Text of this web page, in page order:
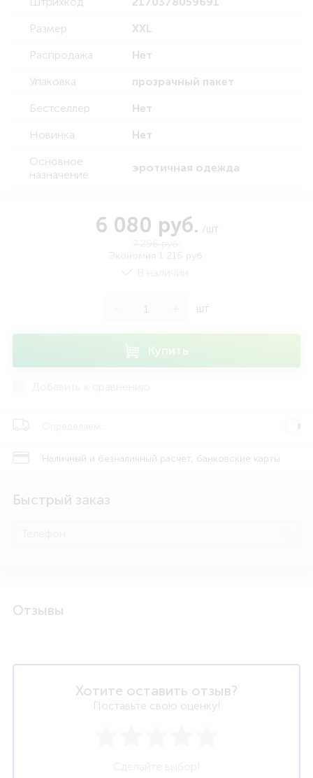
Размер
XXL
Распродажа
Нет
Упаковка
прозрачный пакет
Бестселлер
Нет
Новинка
Нет
Основное
назначение
эротичная одежда
6 080 руб. /шт
Экономия 1 216 руб.
шт
Купить
Наличный и безналичный расчет, банковские карты
Быстрый заказ
Отзывы
Хотите оставить отзыв?
Поставьте свою оценку!